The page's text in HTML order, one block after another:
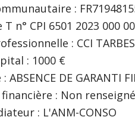
:
n° CPI 6501 2023 000
: CCI TARBES
: 1000 €
DE GARANTI
: Non
: L'ANM-CONSO